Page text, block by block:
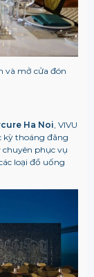
và mở cửa đón
Ha Noi , VIVU
kỳ thoáng đãng
phục vụ
loại đồ uống